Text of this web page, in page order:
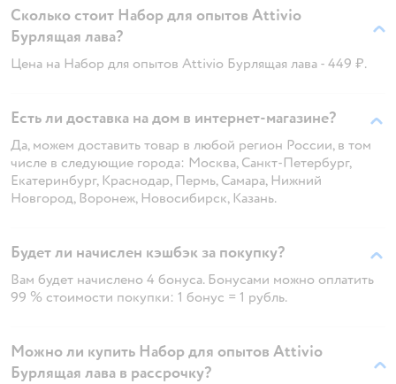
Сколько стоит Набор для опытов Attivio
Бурлящая лава?
Цена на Набор для опытов Attivio Бурлящая лава - 449 ₽.
Есть ли доставка на дом в интернет-магазине?
Да, можем доставить товар в любой регион России, в том
числе в следующие города: Москва, Санкт-Петербург,
Екатеринбург, Краснодар, Пермь, Самара, Нижний
Новгород, Воронеж, Новосибирск, Казань.
Будет ли начислен кэшбэк за покупку?
Вам будет начислено 4 бонуса. Бонусами можно оплатить
99 % стоимости покупки: 1 бонус = 1 рубль.
Можно ли купить Набор для опытов Attivio
Бурлящая лава в рассрочку?